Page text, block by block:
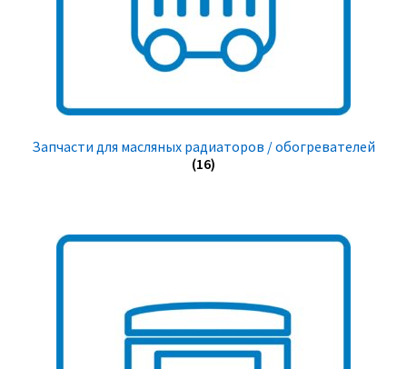
Запчасти для масляных радиаторов / обогревателей
(16)